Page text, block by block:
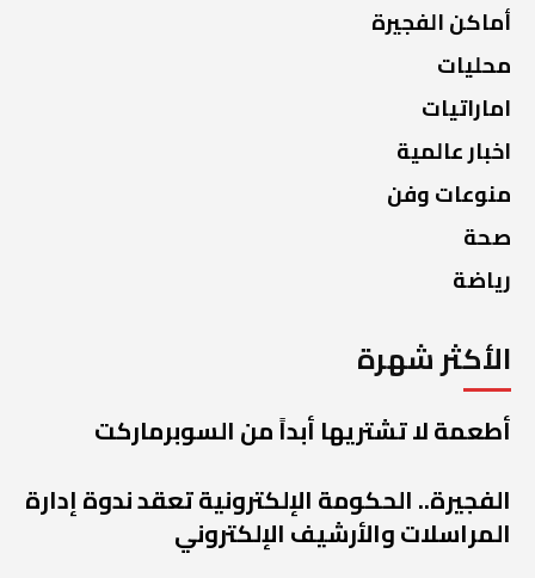
أماكن الفجيرة
محليات
اماراتيات
اخبار عالمية
منوعات وفن
صحة
رياضة
الأكثر شهرة
أطعمة لا تشتريها أبداً من السوبرماركت
الفجيرة.. الحكومة الإلكترونية تعقد ندوة إدارة
المراسلات والأرشيف الإلكتروني